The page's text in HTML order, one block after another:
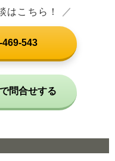
はこちら！ ／
469-543
問合せする